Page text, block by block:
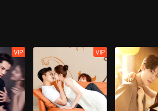
VIP VIP